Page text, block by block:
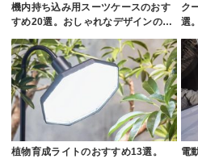
機内持ち込み用スーツケースのおす
すめ20選。おしゃれなデザインの…
ク
選
植物育成ライトのおすすめ13選。
電